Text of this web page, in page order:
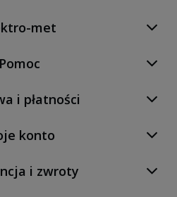
met
Pomoc
i płatności
konto
i zwroty